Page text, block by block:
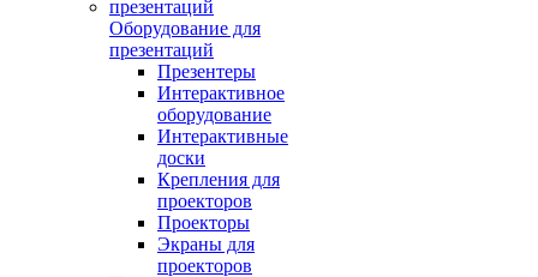
Оборудование для
презентаций
Презентеры
Интерактивное
оборудование
Интерактивные
доски
Крепления для
проекторов
Проекторы
Экраны для
проекторов